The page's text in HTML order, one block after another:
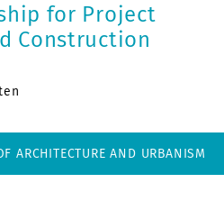
for Project
Construction
ARCHITECTURE AND URBANISM